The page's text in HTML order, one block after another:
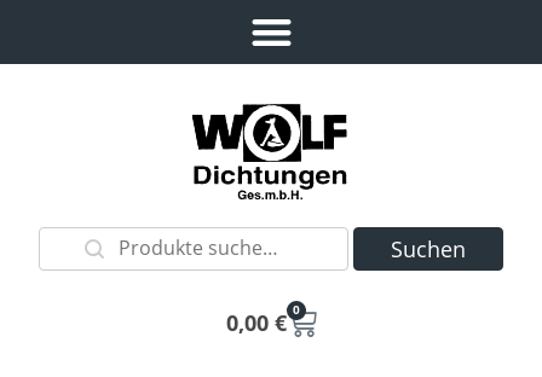
Suchen
0,00 € 0